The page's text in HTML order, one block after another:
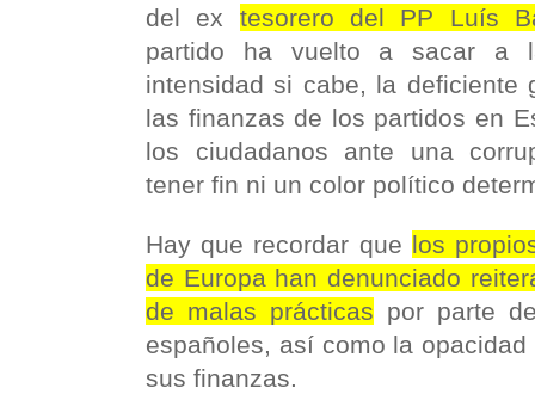
del ex tesorero del PP Luís
partido ha vuelto a sacar a
intensidad si cabe, la deficiente
las finanzas de los partidos en
los ciudadanos ante una
tener fin ni un color político
Hay que recordar que los
de Europa han denunciado
de malas prácticas por parte
españoles, así como la
sus finanzas.